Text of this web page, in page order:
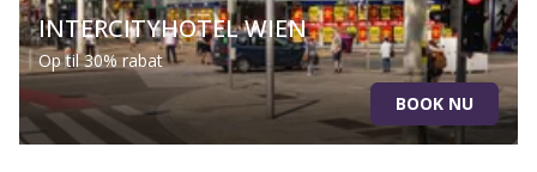
INTERCITYHOTEL WIEN
Op til 30% rabat
BOOK NU